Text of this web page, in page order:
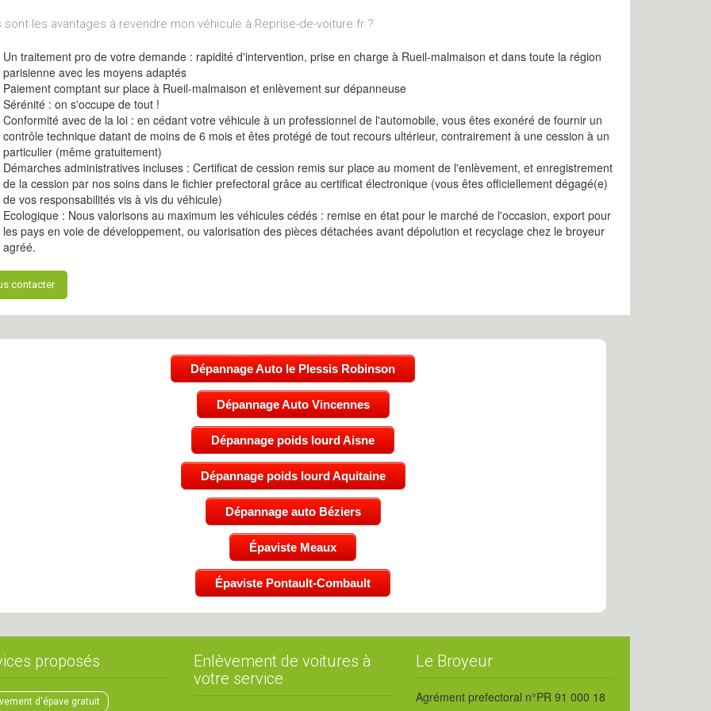
sont les avantages à revendre mon véhicule à Reprise-de-voiture.fr ?
Un traitement pro de votre demande : rapidité d'intervention, prise en charge à Rueil-malmaison et dans toute la région
parisienne avec les moyens adaptés
Paiement comptant sur place à Rueil-malmaison et enlèvement sur dépanneuse
Sérénité : on s'occupe de tout !
Conformité avec de la loi : en cédant votre véhicule à un professionnel de l'automobile, vous êtes exonéré de fournir un
contrôle technique datant de moins de 6 mois et êtes protégé de tout recours ultérieur, contrairement à une cession à un
particulier (même gratuitement)
Démarches administratives incluses : Certificat de cession remis sur place au moment de l'enlèvement, et enregistrement
de la cession par nos soins dans le fichier prefectoral grâce au certificat électronique (vous êtes officiellement dégagé(e)
de vos responsabilités vis à vis du véhicule)
Ecologique : Nous valorisons au maximum les véhicules cédés : remise en état pour le marché de l'occasion, export pour
les pays en voie de développement, ou valorisation des pièces détachées avant dépolution et recyclage chez le broyeur
agréé.
contacter
Dépannage Auto le Plessis Robinson
Dépannage Auto Vincennes
Dépannage poids lourd Aisne
Dépannage poids lourd Aquitaine
Dépannage auto Béziers
Épaviste Meaux
Épaviste Pontault-Combault
proposés
d'épave gratuit
Enlèvement de voitures à
votre service
Le Broyeur
Agrément prefectoral n°PR 91 000 18